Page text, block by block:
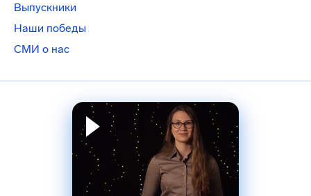
Выпускники
Наши победы
СМИ о нас